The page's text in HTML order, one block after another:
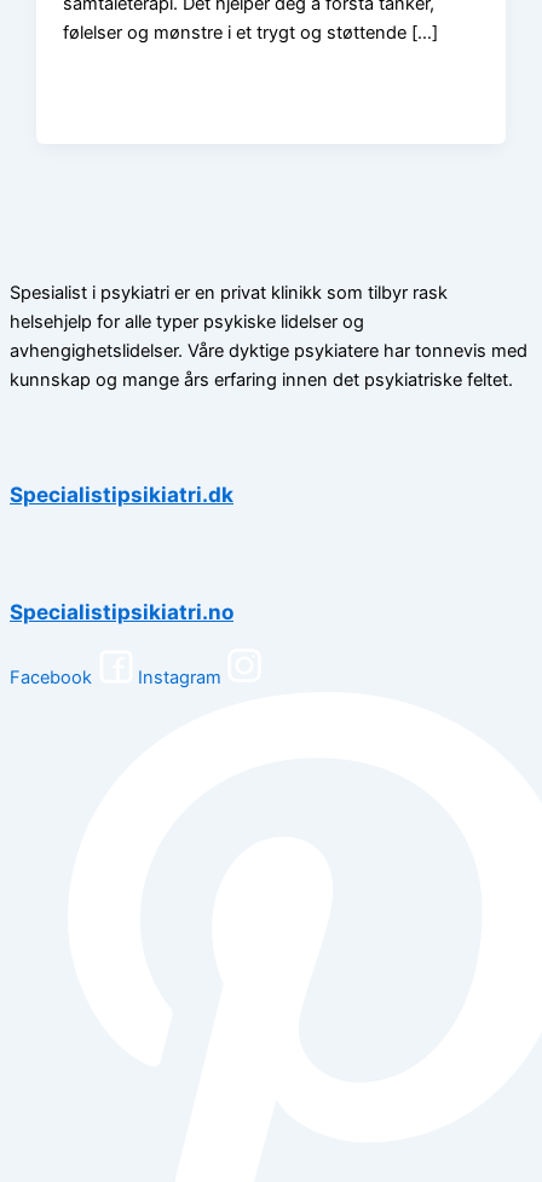
følelser og mønstre i et trygt og støttende […]
Spesialist i psykiatri er en privat klinikk som tilbyr rask
helsehjelp for alle typer psykiske lidelser og
avhengighetslidelser. Våre dyktige psykiatere har tonnevis med
kunnskap og mange års erfaring innen det psykiatriske feltet.
Specialistipsikiatri.dk
Specialistipsikiatri.no
Facebook Instagram